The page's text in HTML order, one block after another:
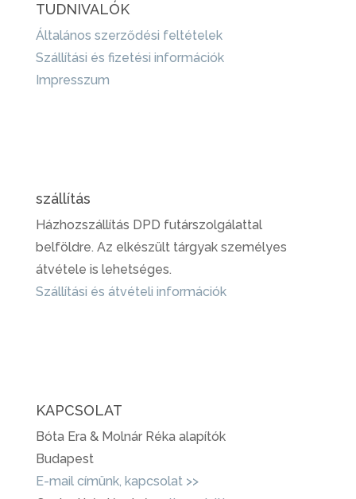
TUDNIVALÓK
Általános szerződési feltételek
Szállítási és fizetési információk
Impresszum
szállítás
Házhozszállítás DPD futárszolgálattal
belföldre. Az elkészült tárgyak személyes
átvétele is lehetséges.
Szállítási és átvételi információk
KAPCSOLAT
Bóta Era & Molnár Réka alapítók
Budapest
E-mail címünk, kapcsolat >>